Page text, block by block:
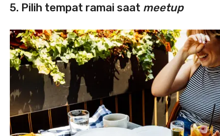
5. Pilih tempat ramai saat meetup